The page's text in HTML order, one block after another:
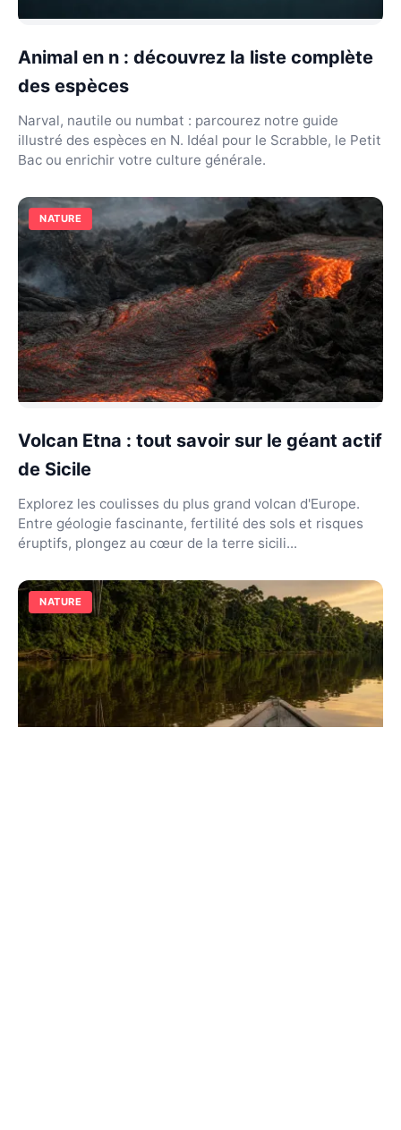
Animal en n : découvrez la liste complète
des espèces
Narval, nautile ou numbat : parcourez notre guide
illustré des espèces en N. Idéal pour le Scrabble, le Petit
Bac ou enrichir votre culture générale.
NATURE
Volcan Etna : tout savoir sur le géant actif
de Sicile
Explorez les coulisses du plus grand volcan d'Europe.
Entre géologie fascinante, fertilité des sols et risques
éruptifs, plongez au cœur de la terre sicili...
NATURE